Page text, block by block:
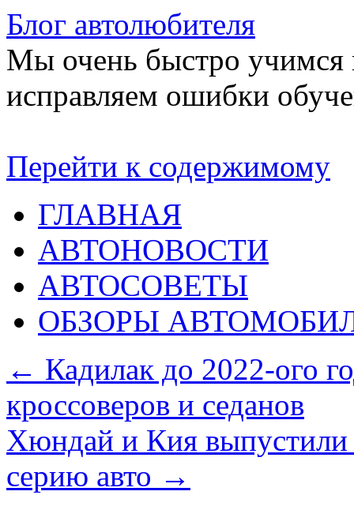
Блог автолюбителя
Мы очень быстро учимся
исправляем ошибки
Перейти к содержимому
ГЛАВНАЯ
АВТОНОВОСТИ
АВТОСОВЕТЫ
ОБЗОРЫ
← Кадилак до 2022-ого
кроссоверов и седанов
Хюндай и Кия
серию авто →